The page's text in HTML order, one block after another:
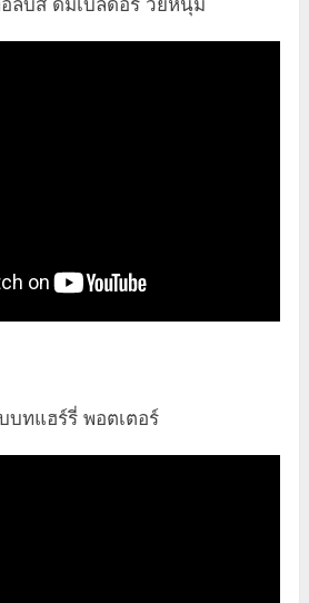
อัลบัส ดัมเบิลดอร์ วัยหนุ่ม
บทแฮร์รี่ พอตเตอร์